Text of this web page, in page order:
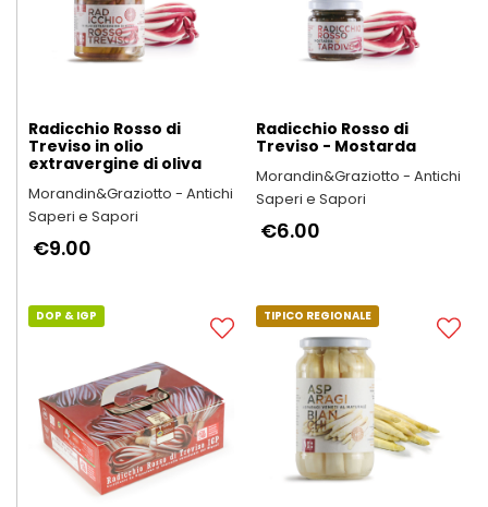
Radicchio Rosso di
Treviso in olio
extravergine di oliva
Morandin&Graziotto - Antichi
Saperi e Sapori
€9.00
Radicchio Rosso di
Treviso - Mostarda
Morandin&Graziotto - Antichi
Saperi e Sapori
€6.00
DOP & IGP TIPICO REGIONALE